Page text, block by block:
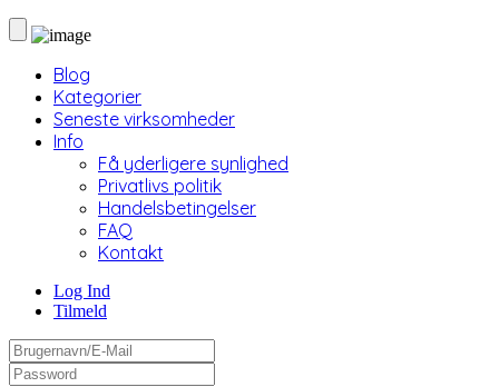
Blog
Kategorier
Seneste virksomheder
Info
Få yderligere synlighed
Privatlivs politik
Handelsbetingelser
FAQ
Kontakt
Log Ind
Tilmeld